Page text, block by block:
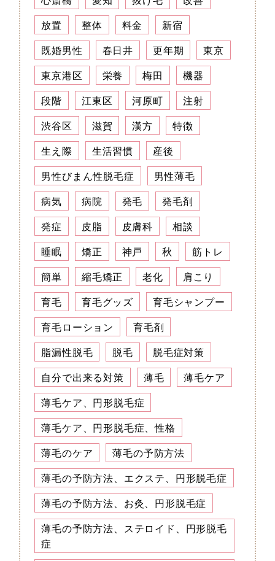
放置
整体 料金
新宿
既婚男性
春日井 更年期
東京
東京港区
栄養 梅田
機器
段階
江東区 河原町
注射
渋谷区
滋賀 漢方
特徴
生え際
生活習慣
産後
男性びまん性脱毛症
男性薄毛
病気
病院 発毛
発毛剤
発症
皮脂 皮膚科
相談
睡眠
矯正 神戸 秋
筋トレ
簡単
縮毛矯正 老化
肩こり
育毛
育毛グッズ
育毛シャンプー
育毛ローション
育毛剤
脂漏性脱毛
脱毛
脱毛症対策
自分で出来る対策
薄毛
薄毛ケア
薄毛ケア、円形脱毛症
薄毛ケア、円形脱毛症、性格
薄毛のケア
薄毛の予防方法
薄毛の予防方法、エクステ、円形脱毛症
薄毛の予防方法、お灸、円形脱毛症
薄毛の予防方法、ステロイド、円形脱毛
症